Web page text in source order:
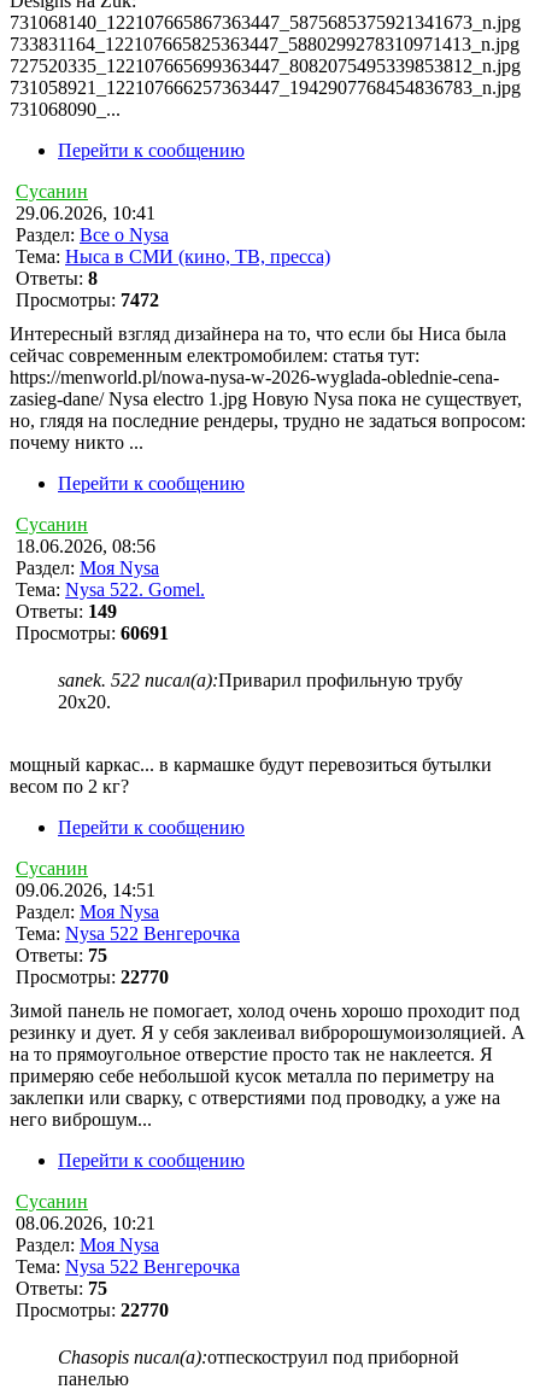
731068140_122107665867363447_5875685375921341673_n.jpg
733831164_122107665825363447_5880299278310971413_n.jpg
727520335_122107665699363447_8082075495339853812_n.jpg
731058921_122107666257363447_1942907768454836783_n.jpg
731068090_...
Перейти к сообщению
Сусанин
29.06.2026, 10:41
Раздел: Все о Nysa
Тема: Ныса в СМИ (кино, ТВ, пресса)
Ответы: 8
Просмотры: 7472
Интересный взгляд дизайнера на то, что если бы Ниса была
сейчас современным електромобилем: статья тут:
https://menworld.pl/nowa-nysa-w-2026-wyglada-oblednie-cena-
zasieg-dane/ Nysa electro 1.jpg Новую Nysa пока не существует,
но, глядя на последние рендеры, трудно не задаться вопросом:
почему никто ...
Перейти к сообщению
Сусанин
18.06.2026, 08:56
Раздел: Моя Nysa
Тема: Nysa 522. Gomel.
Ответы: 149
Просмотры: 60691
sanek. 522 писал(а):Приварил профильную трубу
20х20.
мощный каркас... в кармашке будут перевозиться бутылки
весом по 2 кг?
Перейти к сообщению
Сусанин
09.06.2026, 14:51
Раздел: Моя Nysa
Тема: Nysa 522 Венгерочка
Ответы: 75
Просмотры: 22770
Зимой панель не помогает, холод очень хорошо проходит под
резинку и дует. Я у себя заклеивал вибророшумоизоляцией. А
на то прямоугольное отверстие просто так не наклеется. Я
примеряю себе небольшой кусок металла по периметру на
заклепки или сварку, с отверстиями под проводку, а уже на
него виброшум...
Перейти к сообщению
Сусанин
08.06.2026, 10:21
Раздел: Моя Nysa
Тема: Nysa 522 Венгерочка
Ответы: 75
Просмотры: 22770
Chasopis писал(а):отпескоструил под приборной
панелью